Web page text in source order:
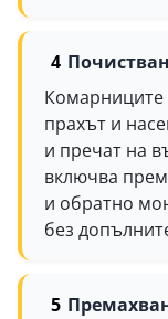
Комарниците
прахът и
и пречат на
включва
и обратно
без